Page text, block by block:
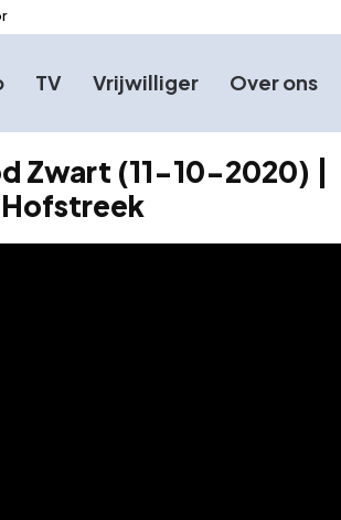
TV Vrijwilliger Over ons
Zwart (11-10-2020) |